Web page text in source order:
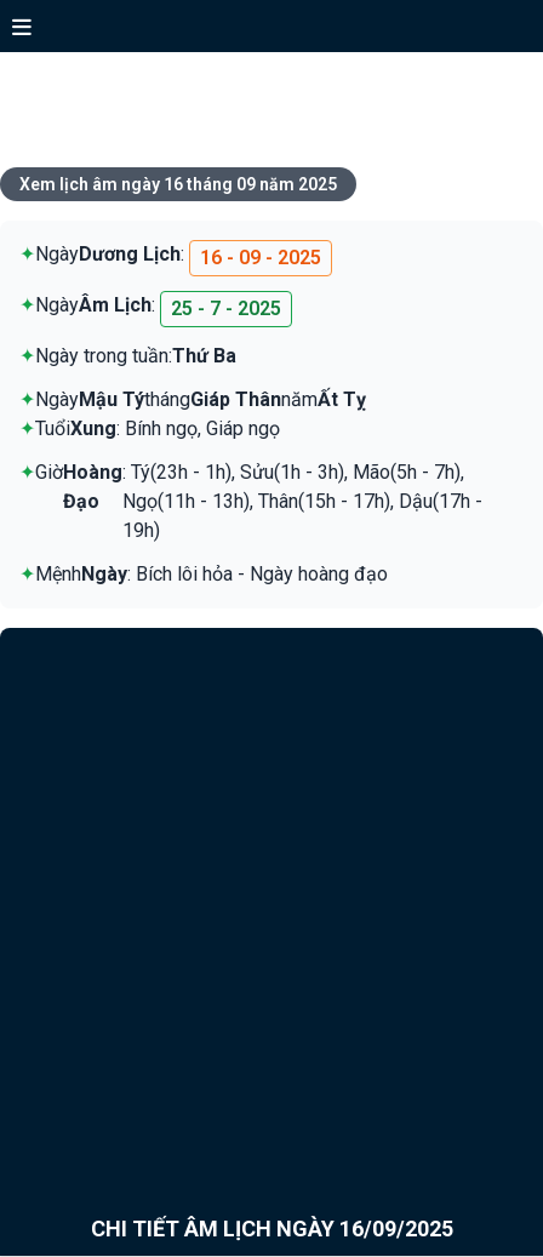
Xem lịch âm ngày 16 tháng 09 năm 2025
✦NgàyDương Lịch: 16 - 09 - 2025
✦NgàyÂm Lịch: 25 - 7 - 2025
✦Ngày trong tuần:Thứ Ba
✦NgàyMậu TýthángGiáp ThânnămẤt Tỵ
✦TuổiXung: Bính ngọ, Giáp ngọ
✦GiờHoàng
Đạo
: Tý(23h - 1h), Sửu(1h - 3h), Mão(5h - 7h),
Ngọ(11h - 13h), Thân(15h - 17h), Dậu(17h -
19h)
✦MệnhNgày: Bích lôi hỏa - Ngày hoàng đạo
CHI TIẾT ÂM LỊCH NGÀY 16/09/2025